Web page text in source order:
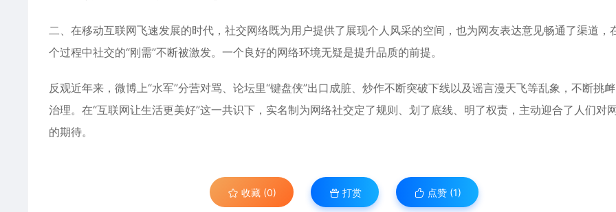
二、在移动互联网飞速发展的时代，社交网络既为用户提供了展现个人风采的空间，也为网友表达意见畅通了渠道，
个过程中社交的“刚需”不断被激发。一个良好的网络环境无疑是提升品质的前提。
反观近年来，微博上“水军”分营对骂、论坛里“键盘侠”出口成脏、炒作不断突破下线以及谣言漫天飞等乱象，不断挑
治理。在“互联网让生活更美好”这一共识下，实名制为网络社交定了规则、划了底线、明了权责，主动迎合了人们对
的期待。
收藏 (0) 打赏 点赞 (1)